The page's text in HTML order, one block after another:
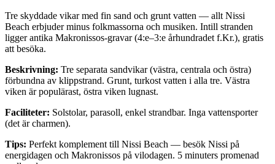
Tre skyddade vikar med fin sand och grunt vatten — allt Nissi
Beach erbjuder minus folkmassorna och musiken. Intill stranden
ligger antika Makronissos-gravar (4:e–3:e århundradet f.Kr.), gratis
att besöka.
Beskrivning: Tre separata sandvikar (västra, centrala och östra)
förbundna av klippstrand. Grunt, turkost vatten i alla tre. Västra
viken är populärast, östra viken lugnast.
Faciliteter: Solstolar, parasoll, enkel strandbar. Inga vattensporter
(det är charmen).
Tips: Perfekt komplement till Nissi Beach — besök Nissi på
energidagen och Makronissos på vilodagen. 5 minuters promenad